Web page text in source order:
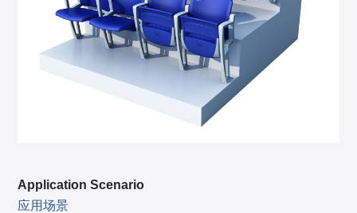
Application Scenario
应用场景